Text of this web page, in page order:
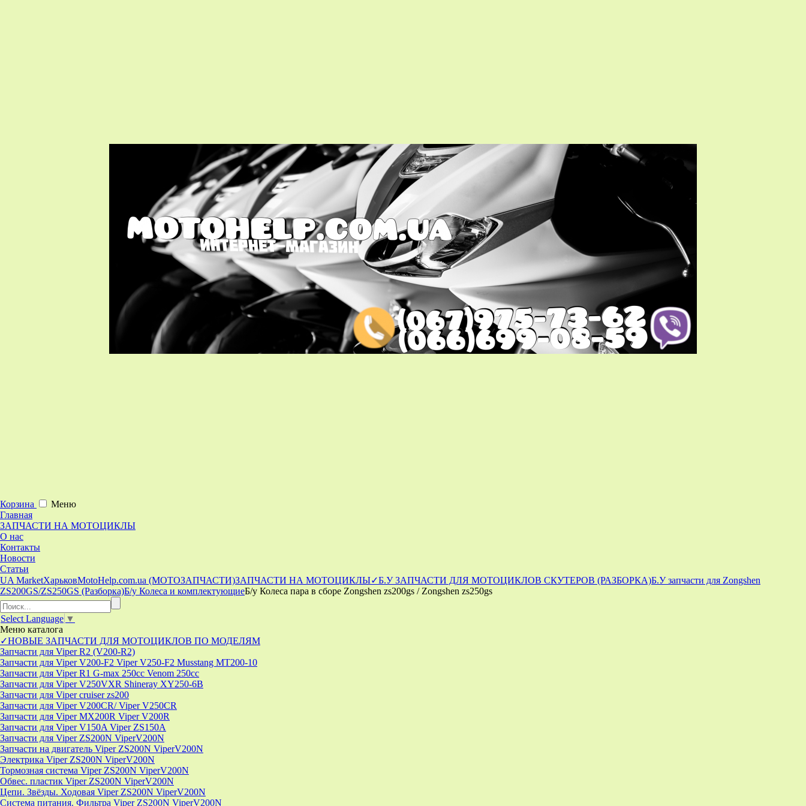
Корзина
Меню
Главная
ЗАПЧАСТИ НА МОТОЦИКЛЫ
О нас
Контакты
Новости
Статьи
UA MarketХарьковMotoHelp.com.ua (МОТОЗАПЧАСТИ)ЗАПЧАСТИ НА МОТОЦИКЛЫ✓Б.У ЗАПЧАСТИ ДЛЯ МОТОЦИКЛОВ СКУТЕРОВ (РАЗБОРКА)Б.У запчасти для Zongshen
ZS200GS/ZS250GS (Разборка)Б/у Колеса и комплектующиеБ/у Колеса пара в сборе Zongshen zs200gs / Zongshen zs250gs
Select Language ▼
Меню каталога
✓НОВЫЕ ЗАПЧАСТИ ДЛЯ МОТОЦИКЛОВ ПО МОДЕЛЯМ
Запчасти для Viper R2 (V200-R2)
Запчасти для Viper V200-F2 Viper V250-F2 Musstang MT200-10
Запчасти для Viper R1 G-max 250cc Venom 250cc
Запчасти для Viper V250VXR Shineray XY250-6B
Запчасти для Viper cruiser zs200
Запчасти для Viper V200CR/ Viper V250CR
Запчасти для Viper MX200R Viper V200R
Запчасти для Viper V150A Viper ZS150A
Запчасти для Viper ZS200N ViperV200N
Запчасти на двигатель Viper ZS200N ViperV200N
Электрика Viper ZS200N ViperV200N
Тормозная система Viper ZS200N ViperV200N
Обвес. пластик Viper ZS200N ViperV200N
Цепи. Звёзды. Ходовая Viper ZS200N ViperV200N
Система питания. Фильтра Viper ZS200N ViperV200N